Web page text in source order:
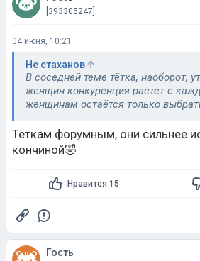
[393305247]
04 июня, 10:21
Не стаханов
В соседней теме тётка, наоборот,
женщин конкуренция растёт с
женщинам остаётся только
из сотен мужчин, написывающих
верить теперь, непонятно).
Тёткам форумным, они сильнее
кончиной🤣
Нравится 15
Гость